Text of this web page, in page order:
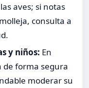
aves; si notas
consulta a
y niños: En
de forma segura
moderar su